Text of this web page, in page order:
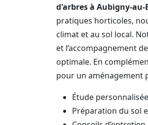
d'arbres à Aubigny-au-
pratiques horticoles,
climat et au sol local.
et l’accompagnement
optimale. En
pour un aménagement
Étude
Préparation du sol